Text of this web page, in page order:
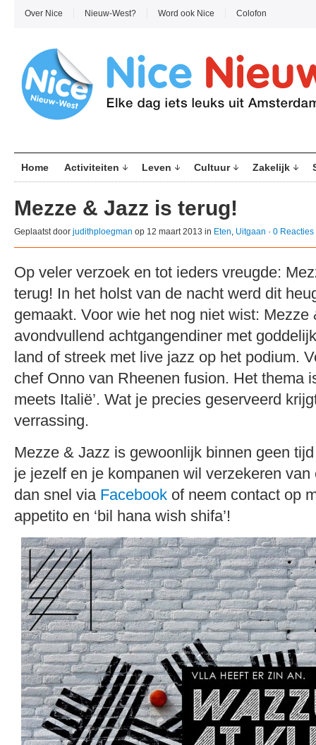
Over Nice Nieuw-West? Word ook Nice Colofon
Home Activiteiten Leven Cultuur Zakelijk
Mezze & Jazz is terug!
Geplaatst door judithploegman op 12 maart 2013 in Eten, Uitgaan · 0 Reacties
Op veler verzoek en tot ieders vreugde:
terug! In het holst van de nacht werd dit
gemaakt. Voor wie het nog niet wist: Mezze
avondvullend achtgangendiner met
land of streek met live jazz op het podium.
chef Onno van Rheenen fusion. Het thema
meets Italië’. Wat je precies geserveerd
verrassing.
Mezze & Jazz is gewoonlijk binnen geen
je jezelf en je kompanen wil verzekeren
dan snel via Facebook of neem contact op
appetito en ‘bil hana wish shifa’!